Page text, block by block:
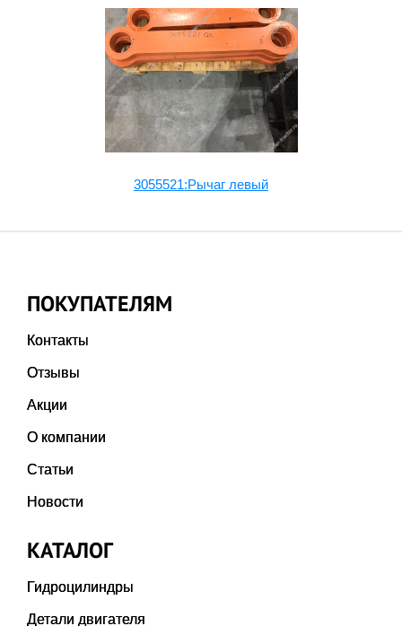
3055521:Рычаг левый
ПОКУПАТЕЛЯМ
Контакты
Отзывы
Акции
О компании
Статьи
Новости
КАТАЛОГ
Гидроцилиндры
Детали двигателя